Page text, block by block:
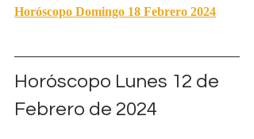
Horóscopo Domingo 18 Febrero 2024
Horóscopo Lunes 12 de
Febrero de 2024